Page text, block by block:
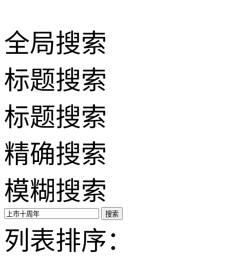
全局搜索
标题搜索
标题搜索
精确搜索
模糊搜索
搜索
列表排序：